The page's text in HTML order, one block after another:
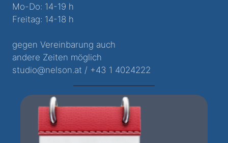
Mo-Do: 14-19 h
Freitag: 14-18 h
gegen Vereinbarung auch
andere Zeiten möglich
studio@nelson.at / +43 1 4024222